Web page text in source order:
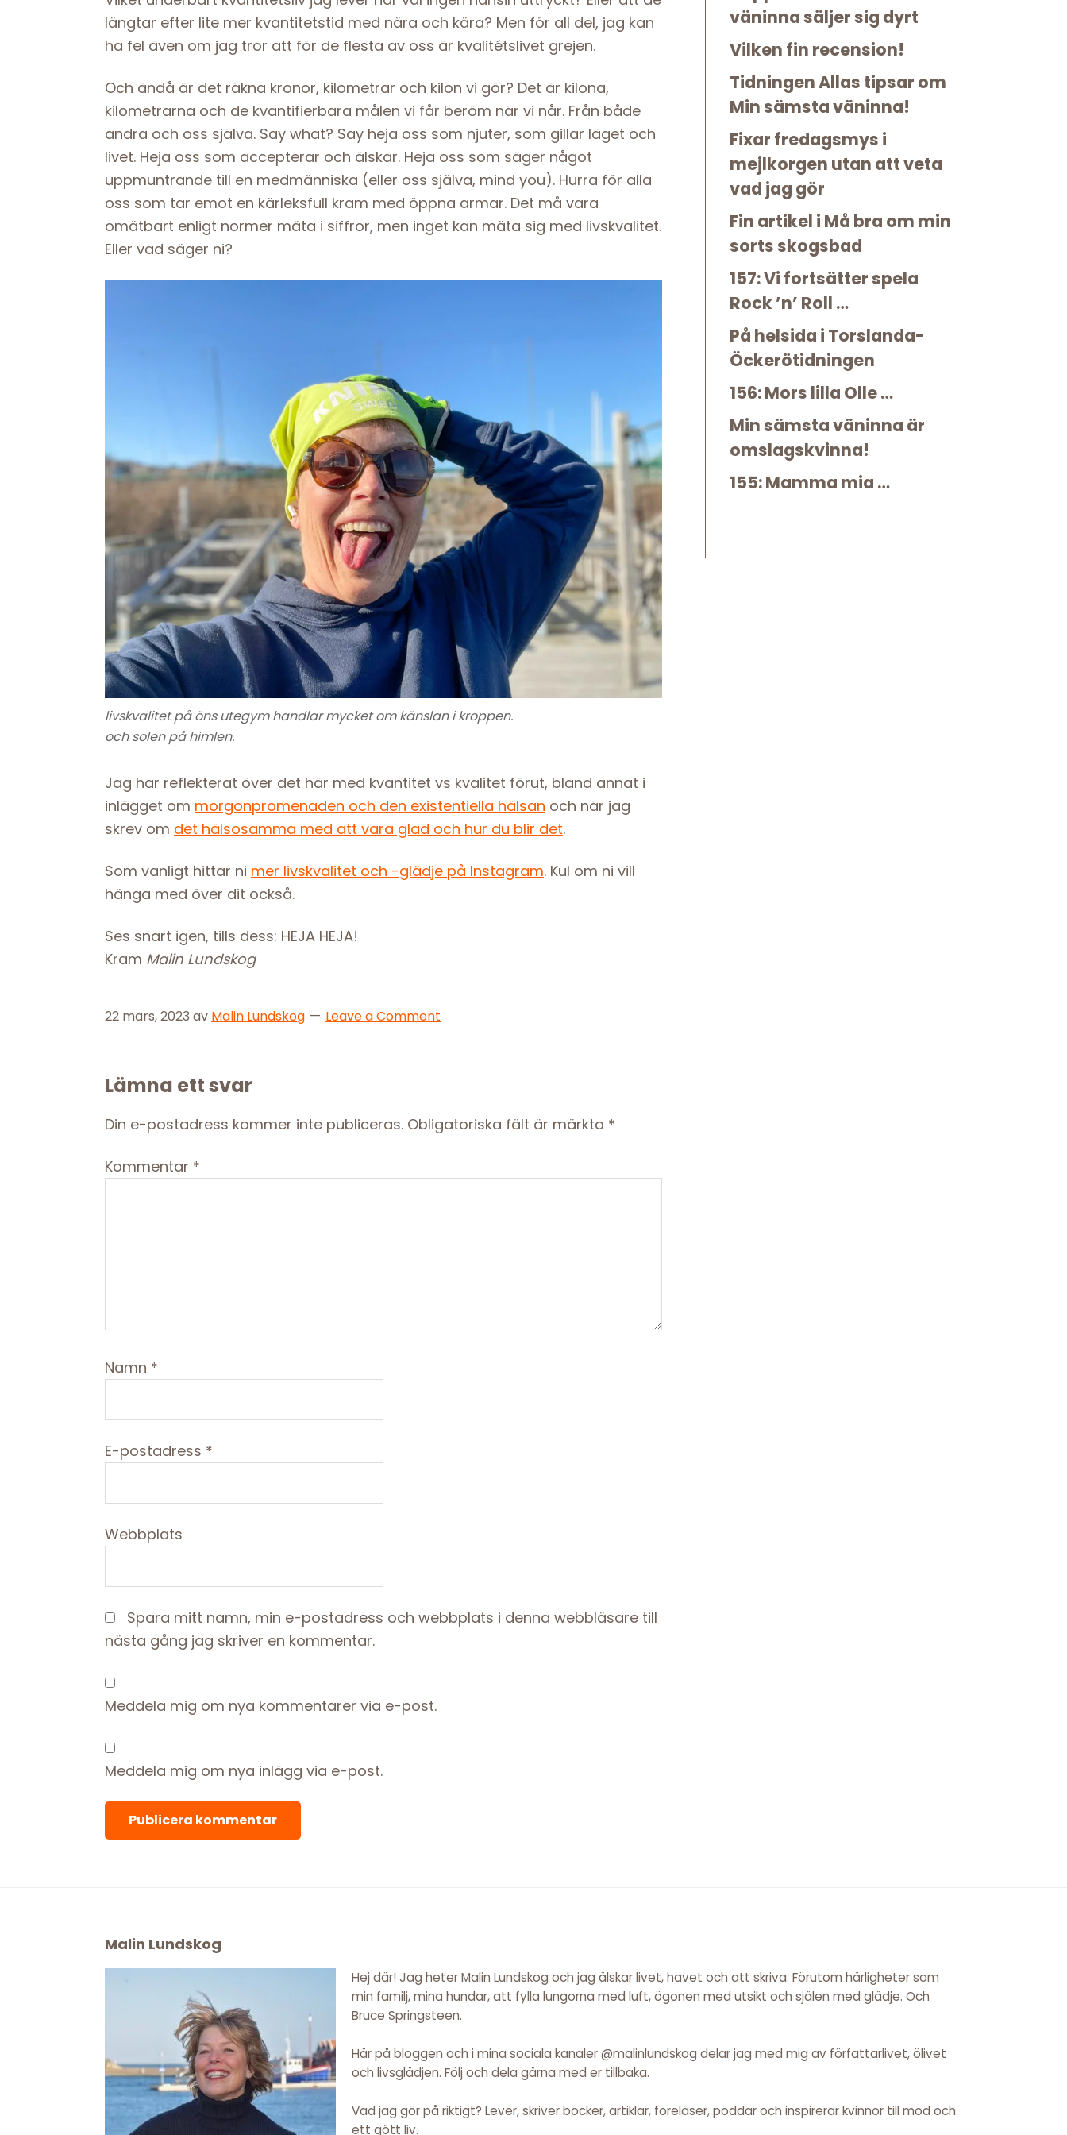
längtar efter lite mer kvantitetstid med nära och kära? Men för all del, jag kan
ha fel även om jag tror att för de flesta av oss är kvalitétslivet grejen.
Och ändå är det räkna kronor, kilometrar och kilon vi gör? Det är kilona,
kilometrarna och de kvantifierbara målen vi får beröm när vi når. Från både
andra och oss själva. Say what? Say heja oss som njuter, som gillar läget och
livet. Heja oss som accepterar och älskar. Heja oss som säger något
uppmuntrande till en medmänniska (eller oss själva, mind you). Hurra för alla
oss som tar emot en kärleksfull kram med öppna armar. Det må vara
omätbart enligt normer mäta i siffror, men inget kan mäta sig med livskvalitet.
Eller vad säger ni?
livskvalitet på öns utegym handlar mycket om känslan i kroppen.
och solen på himlen.
Jag har reflekterat över det här med kvantitet vs kvalitet förut, bland annat i
inlägget om morgonpromenaden och den existentiella hälsan och när jag
skrev om det hälsosamma med att vara glad och hur du blir det.
Som vanligt hittar ni mer livskvalitet och -glädje på Instagram. Kul om ni vill
hänga med över dit också.
Ses snart igen, tills dess: HEJA HEJA!
Kram Malin Lundskog
22 mars, 2023 av Malin Lundskog Leave a Comment
Reader
Interactions
Lämna ett svar
Din e-postadress kommer inte publiceras. Obligatoriska fält är märkta *
Kommentar *
Namn *
E-postadress *
Webbplats
Spara mitt namn, min e-postadress och webbplats i denna webbläsare till
nästa gång jag skriver en kommentar.
Meddela mig om nya kommentarer via e-post.
Meddela mig om nya inlägg via e-post.
väninna säljer sig dyrt
Vilken fin recension!
Tidningen Allas tipsar om
Min sämsta väninna!
Fixar fredagsmys i
mejlkorgen utan att veta
vad jag gör
Fin artikel i Må bra om min
sorts skogsbad
157: Vi fortsätter spela
Rock ’n’ Roll …
På helsida i Torslanda-
Öckerötidningen
156: Mors lilla Olle …
Min sämsta väninna är
omslagskvinna!
155: Mamma mia …
Malin Lundskog
Hej där! Jag heter Malin Lundskog och jag älskar livet, havet och att skriva. Förutom härligheter som
min familj, mina hundar, att fylla lungorna med luft, ögonen med utsikt och själen med glädje. Och
Bruce Springsteen.
Här på bloggen och i mina sociala kanaler @malinlundskog delar jag med mig av författarlivet, ölivet
och livsglädjen. Följ och dela gärna med er tillbaka.
Vad jag gör på riktigt? Lever, skriver böcker, artiklar, föreläser, poddar och inspirerar kvinnor till mod och
ett gôtt liv.